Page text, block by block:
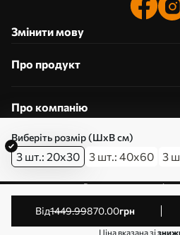
Виберіть розмір (ШхВ см)
3 шт.: 20x30 3 шт.: 40x60 3
від1449.99870.00грн
Ціна вказана зі
Змінити мову
Про продукт
Про компанію
Редагування дозволів
© 2011-2026 Art-holst. Усі
ТОВ “КЛЄВЄР”. Код